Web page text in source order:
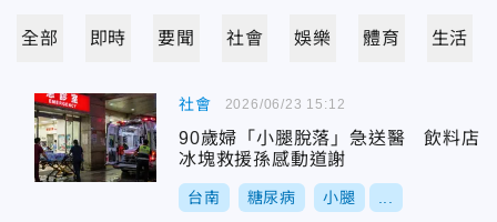
全部 即時 要聞 社會 娛樂 體育 生活
社會
90歲婦「小腿脫落」急送醫 飲料店
冰塊救援孫感動道謝
台南 糖尿病 小腿
2026/06/23 15:12